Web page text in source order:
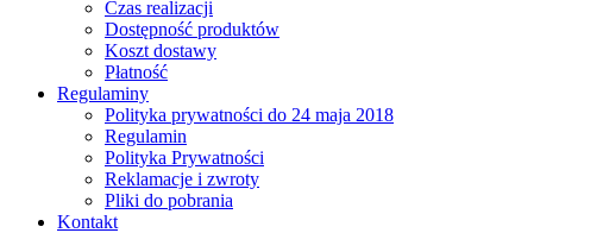
Czas realizacji
Dostępność produktów
Koszt dostawy
Płatność
Regulaminy
Polityka prywatności do 24 maja 2018
Regulamin
Polityka Prywatności
Reklamacje i zwroty
Pliki do pobrania
Kontakt